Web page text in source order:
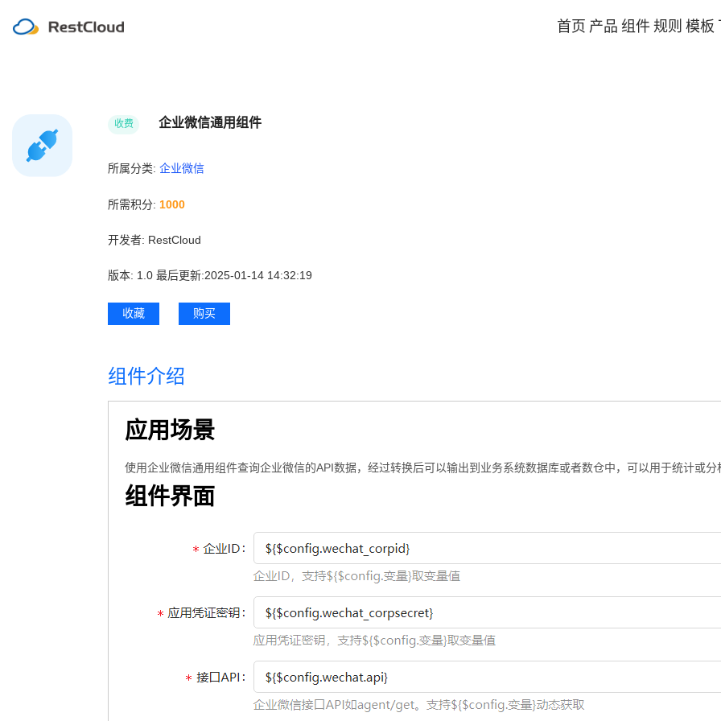
首页 产品 组件 规则 模板
收费 企业微信通用组件
所属分类:企业微信
所需积分: 1000
开发者: RestCloud
版本: 1.0 最后更新:2025-01-14 14:32:19
收藏 购买
组件介绍
应用场景
使用企业微信通用组件查询企业微信的API数据，经过转换后可以输出到业务系统数据库或者数仓中，可以用于统计或分
组件界面